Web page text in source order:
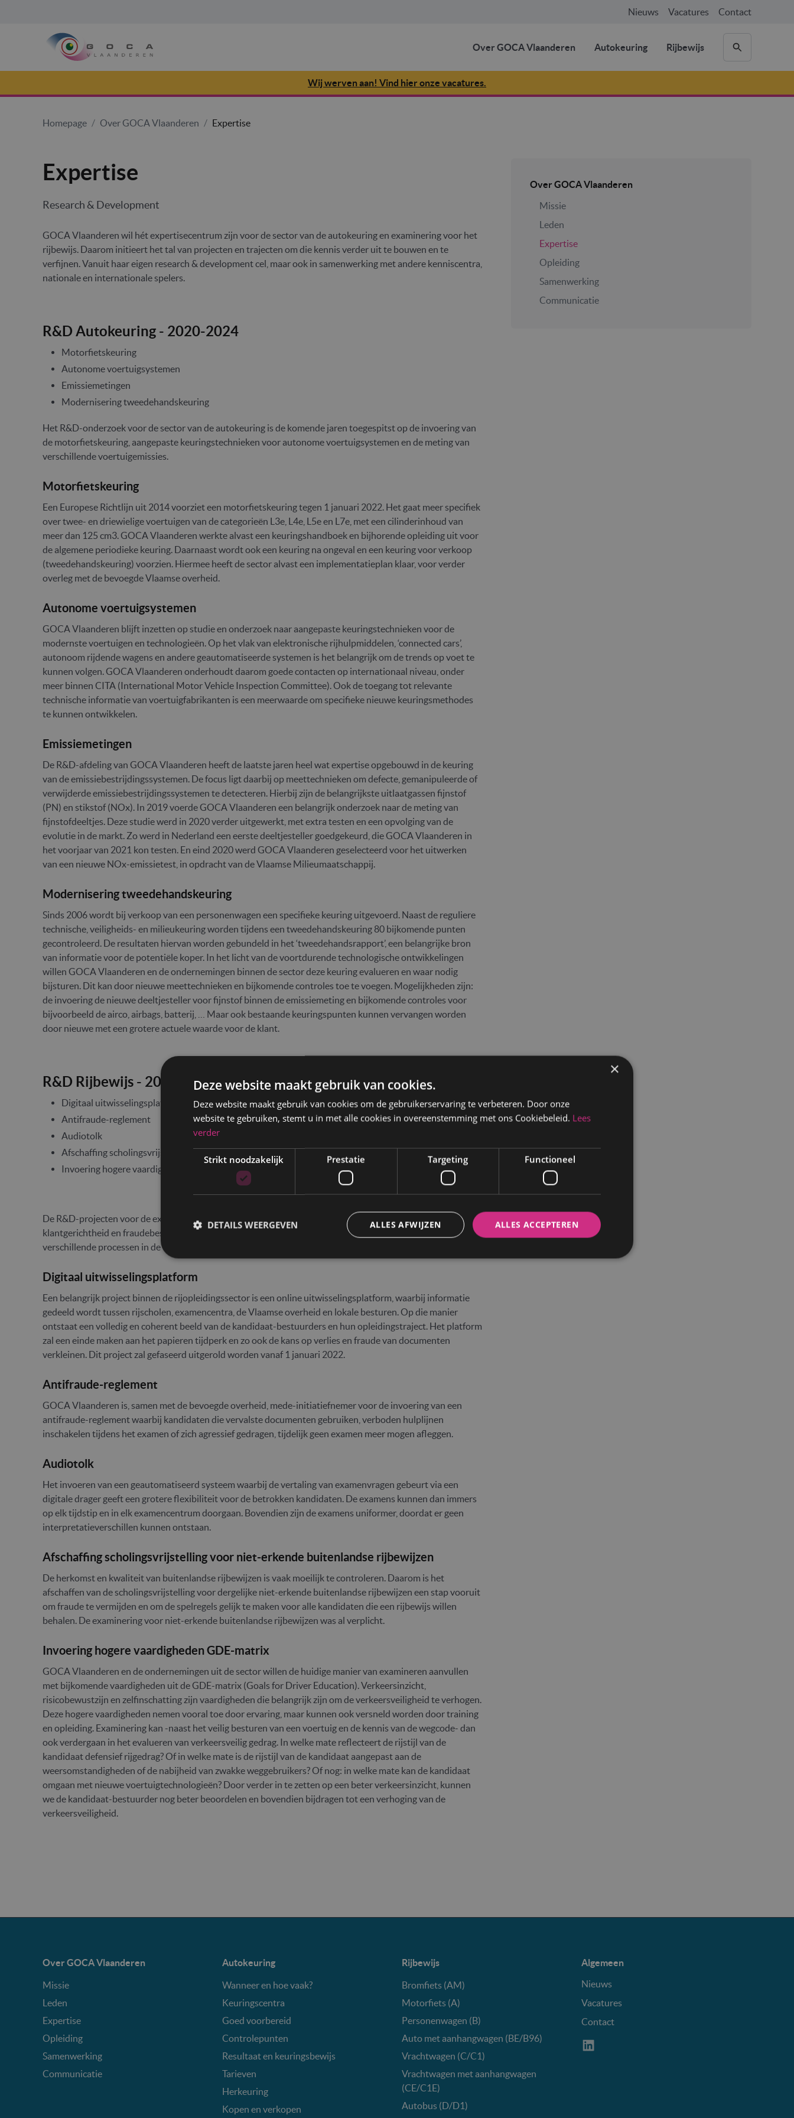
Nieuws Vacatures Contact
Over GOCA Vlaanderen Autokeuring Rijbewijs
Wij werven aan! Vind hier onze vacatures.
Homepage / Over GOCA Vlaanderen / Expertise
Expertise
Research & Development
GOCA Vlaanderen wil hét expertisecentrum zijn voor de sector van de autokeuring en examinering voor het
rijbewijs. Daarom initieert het tal van projecten en trajecten om die kennis verder uit te bouwen en te
verfijnen. Vanuit haar eigen research & development cel, maar ook in samenwerking met andere kenniscentra,
nationale en internationale spelers.
R&D Autokeuring - 2020-2024
Motorfietskeuring
Autonome voertuigsystemen
Emissiemetingen
Modernisering tweedehandskeuring
Het R&D-onderzoek voor de sector van de autokeuring is de komende jaren toegespitst op de invoering van
de motorfietskeuring, aangepaste keuringstechnieken voor autonome voertuigsystemen en de meting van
verschillende voertuigemissies.
Motorfietskeuring
Een Europese Richtlijn uit 2014 voorziet een motorfietskeuring tegen 1 januari 2022. Het gaat meer specifiek
over twee- en driewielige voertuigen van de categorieën L3e, L4e, L5e en L7e, met een cilinderinhoud van
meer dan 125 cm3. GOCA Vlaanderen werkte alvast een keuringshandboek en bijhorende opleiding uit voor
de algemene periodieke keuring. Daarnaast wordt ook een keuring na ongeval en een keuring voor verkoop
(tweedehandskeuring) voorzien. Hiermee heeft de sector alvast een implementatieplan klaar, voor verder
overleg met de bevoegde Vlaamse overheid.
Autonome voertuigsystemen
GOCA Vlaanderen blijft inzetten op studie en onderzoek naar aangepaste keuringstechnieken voor de
modernste voertuigen en technologieën. Op het vlak van elektronische rijhulpmiddelen, ‘connected cars’,
autonoom rijdende wagens en andere geautomatiseerde systemen is het belangrijk om de trends op voet te
kunnen volgen. GOCA Vlaanderen onderhoudt daarom goede contacten op internationaal niveau, onder
meer binnen CITA (International Motor Vehicle Inspection Committee). Ook de toegang tot relevante
technische informatie van voertuigfabrikanten is een meerwaarde om specifieke nieuwe keuringsmethodes
te kunnen ontwikkelen.
Emissiemetingen
De R&D-afdeling van GOCA Vlaanderen heeft de laatste jaren heel wat expertise opgebouwd in de keuring
van de emissiebestrijdingssystemen. De focus ligt daarbij op meettechnieken om defecte, gemanipuleerde of
verwijderde emissiebestrijdingssystemen te detecteren. Hierbij zijn de belangrijkste uitlaatgassen fijnstof
(PN) en stikstof (NOx). In 2019 voerde GOCA Vlaanderen een belangrijk onderzoek naar de meting van
fijnstofdeeltjes. Deze studie werd in 2020 verder uitgewerkt, met extra testen en een opvolging van de
evolutie in de markt. Zo werd in Nederland een eerste deeltjesteller goedgekeurd, die GOCA Vlaanderen in
het voorjaar van 2021 kon testen. En eind 2020 werd GOCA Vlaanderen geselecteerd voor het uitwerken
van een nieuwe NOx-emissietest, in opdracht van de Vlaamse Milieumaatschappij.
Modernisering tweedehandskeuring
Sinds 2006 wordt bij verkoop van een personenwagen een specifieke keuring uitgevoerd. Naast de reguliere
technische, veiligheids- en milieukeuring worden tijdens een tweedehandskeuring 80 bijkomende punten
gecontroleerd. De resultaten hiervan worden gebundeld in het ‘tweedehandsrapport’, een belangrijke bron
van informatie voor de potentiële koper. In het licht van de voortdurende technologische ontwikkelingen
willen GOCA Vlaanderen en de ondernemingen binnen de sector deze keuring evalueren en waar nodig
bijsturen. Dit kan door nieuwe meettechnieken en bijkomende controles toe te voegen. Mogelijkheden zijn:
de invoering de nieuwe deeltjesteller voor fijnstof binnen de emissiemeting en bijkomende controles voor
bijvoorbeeld de airco, airbags, batterij, … Maar ook bestaande keuringspunten kunnen vervangen worden
door nieuwe met een grotere actuele waarde voor de klant.
R&D Rijbewijs - 2020-2024
Digitaal uitwisselingsplatform
Antifraude-reglement
Audiotolk
Afschaffing scholingsvrijstelling voor niet-erkende buitenlandse rijbewijzen
Invoering hogere vaardigheden GDE-matrix
De R&D-projecten voor de examinering van het rijbewijs passen in onze visie rond digitalisering,
klantgerichtheid en fraudebestrijding. Zo wordt verder ingezet op een doorgedreven digitalisering van de
verschillende processen in de examencyclus, met het oog op een vereenvoudigde administratie.
Digitaal uitwisselingsplatform
Een belangrijk project binnen de rijopleidingssector is een online uitwisselingsplatform, waarbij informatie
gedeeld wordt tussen rijscholen, examencentra, de Vlaamse overheid en lokale besturen. Op die manier
ontstaat een volledig en coherent beeld van de kandidaat-bestuurders en hun opleidingstraject. Het platform
zal een einde maken aan het papieren tijdperk en zo ook de kans op verlies en fraude van documenten
verkleinen. Dit project zal gefaseerd uitgerold worden vanaf 1 januari 2022.
Antifraude-reglement
GOCA Vlaanderen is, samen met de bevoegde overheid, mede-initiatiefnemer voor de invoering van een
antifraude-reglement waarbij kandidaten die vervalste documenten gebruiken, verboden hulplijnen
inschakelen tijdens het examen of zich agressief gedragen, tijdelijk geen examen meer mogen afleggen.
Audiotolk
Het invoeren van een geautomatiseerd systeem waarbij de vertaling van examenvragen gebeurt via een
digitale drager geeft een grotere flexibiliteit voor de betrokken kandidaten. De examens kunnen dan immers
op elk tijdstip en in elk examencentrum doorgaan. Bovendien zijn de examens uniformer, doordat er geen
interpretatieverschillen kunnen ontstaan.
Afschaffing scholingsvrijstelling voor niet-erkende buitenlandse rijbewijzen
De herkomst en kwaliteit van buitenlandse rijbewijzen is vaak moeilijk te controleren. Daarom is het
afschaffen van de scholingsvrijstelling voor dergelijke niet-erkende buitenlandse rijbewijzen een stap vooruit
om fraude te vermijden en om de spelregels gelijk te maken voor alle kandidaten die een rijbewijs willen
behalen. De examinering voor niet-erkende buitenlandse rijbewijzen was al verplicht.
Invoering hogere vaardigheden GDE-matrix
GOCA Vlaanderen en de ondernemingen uit de sector willen de huidige manier van examineren aanvullen
met bijkomende vaardigheden uit de GDE-matrix (Goals for Driver Education). Verkeersinzicht,
risicobewustzijn en zelfinschatting zijn vaardigheden die belangrijk zijn om de verkeersveiligheid te verhogen.
Deze hogere vaardigheden nemen vooral toe door ervaring, maar kunnen ook versneld worden door training
en opleiding. Examinering kan -naast het veilig besturen van een voertuig en de kennis van de wegcode- dan
ook verdergaan in het evalueren van verkeersveilig gedrag. In welke mate reflecteert de rijstijl van de
kandidaat defensief rijgedrag? Of in welke mate is de rijstijl van de kandidaat aangepast aan de
weersomstandigheden of de nabijheid van zwakke weggebruikers? Of nog: in welke mate kan de kandidaat
omgaan met nieuwe voertuigtechnologieën? Door verder in te zetten op een beter verkeersinzicht, kunnen
we de kandidaat-bestuurder nog beter beoordelen en bovendien bijdragen tot een verhoging van de
verkeersveiligheid.
Over GOCA Vlaanderen
Missie
Leden
Expertise
Opleiding
Samenwerking
Communicatie
Over GOCA Vlaanderen
Missie
Leden
Expertise
Opleiding
Samenwerking
Communicatie
Autokeuring
Wanneer en hoe vaak?
Keuringscentra
Goed voorbereid
Controlepunten
Resultaat en keuringsbewijs
Tarieven
Herkeuring
Kopen en verkopen
Rijbewijs
Bromfiets (AM)
Motorfiets (A)
Personenwagen (B)
Auto met aanhangwagen (BE/B96)
Vrachtwagen (C/C1)
Vrachtwagen met aanhangwagen
(CE/C1E)
Autobus (D/D1)
Algemeen
Nieuws
Vacatures
Contact
×
Deze website maakt gebruik van cookies.
Deze website maakt gebruik van cookies om de gebruikerservaring te verbeteren. Door onze
website te gebruiken, stemt u in met alle cookies in overeenstemming met ons Cookiebeleid. Lees
verder
Strikt noodzakelijk Prestatie Targeting Functioneel
ALLES ACCEPTEREN
ALLES AFWIJZEN
DETAILS WEERGEVEN